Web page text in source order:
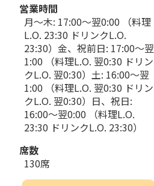
営業時間
月～木: 17:00～翌0:00 （料理
L.O. 23:30 ドリンクL.O.
23:30）金、祝前日: 17:00～翌
1:00 （料理L.O. 翌0:30 ドリン
クL.O. 翌0:30）土: 16:00～翌
1:00 （料理L.O. 翌0:30 ドリン
クL.O. 翌0:30）日、祝日:
16:00～翌0:00 （料理L.O.
23:30 ドリンクL.O. 23:30）
席数
130席